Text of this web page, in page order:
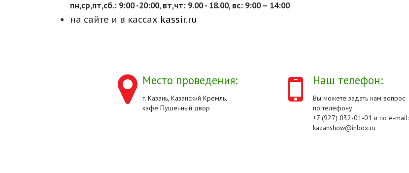
пн,cр,пт,сб.: 9:00 -20:00, вт,чт: 9.00 - 18.00, вс: 9:00 – 14:00
на сайте и в кассах kassir.ru
Место проведения:
г. Казань, Казанский Кремль,
кафе Пушечный двор
Наш телефон:
Вы можете задать нам вопрос
по телефону
+7 (927) 032-01-01 и по e-mail:
kazanshow@inbox.ru